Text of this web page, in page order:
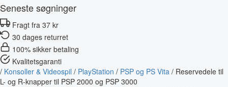
Seneste søgninger
Fragt fra 37 kr
30 dages returret
100% sikker betaling
Kvalitetsgaranti
/ Konsoller & Videospil / PlayStation / PSP og PS Vita / Reservedele til
L- og R-knapper til PSP 2000 og PSP 3000